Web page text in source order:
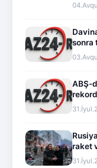
sonra
ABŞ-
raket